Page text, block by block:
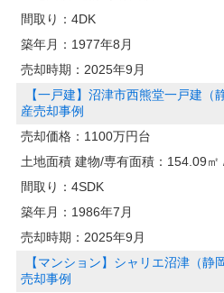
間取り： 4DK
築年月： 1977年8月
売却時期： 2025年9月
【一戸建】沼津市西熊堂一戸建（
産売却事例
売却価格： 1100万円台
土地面積 建物/専有面積： 154.09㎡
間取り： 4SDK
築年月： 1986年7月
売却時期： 2025年9月
【マンション】シャリエ沼津（静
売却事例